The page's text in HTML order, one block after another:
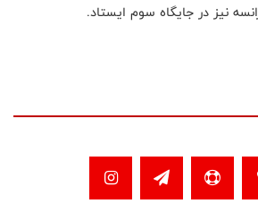
نیز در جایگاه سوم ایستاد.